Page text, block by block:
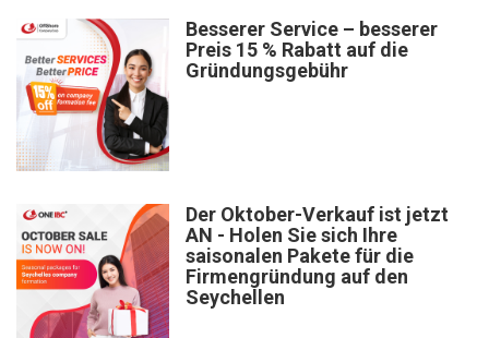
Besserer Service – besserer
Preis 15 % Rabatt auf die
Gründungsgebühr
Der Oktober-Verkauf ist jetzt
AN - Holen Sie sich Ihre
saisonalen Pakete für die
Firmengründung auf den
Seychellen